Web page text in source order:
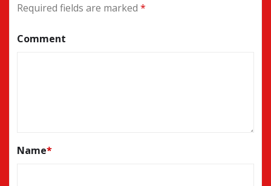
Required fields are marked *
Comment
Name*